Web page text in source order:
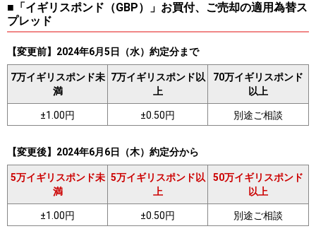
■「イギリスポンド（GBP）」お買付、ご売却の適用為替ス
プレッド
【変更前】2024年6月5日（水）約定分まで
7万イギリスポンド未
満
7万イギリスポンド以
上
70万イギリスポンド
以上
±1.00円 ±0.50円 別途ご相談
【変更後】2024年6月6日（木）約定分から
5万イギリスポンド未
満
5万イギリスポンド以
上
50万イギリスポンド
以上
±1.00円 ±0.50円 別途ご相談